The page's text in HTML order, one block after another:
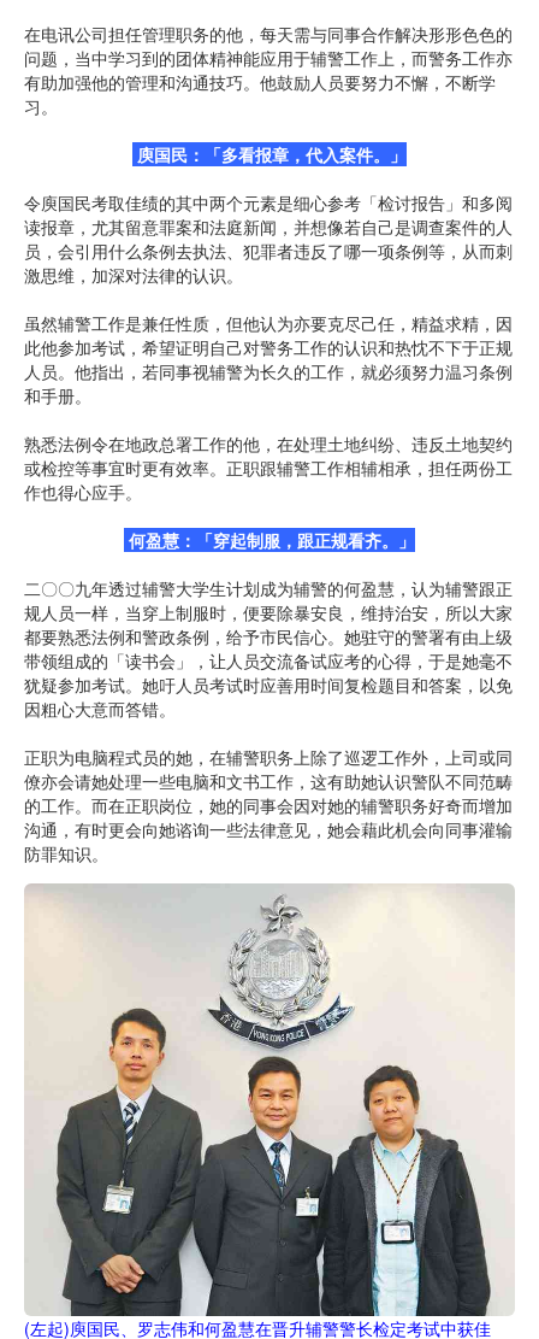
在电讯公司担任管理职务的他，每天需与同事合作解决形形色色的
问题，当中学习到的团体精神能应用于辅警工作上，而警务工作亦
有助加强他的管理和沟通技巧。他鼓励人员要努力不懈，不断学
习。
庾国民：「多看报章，代入案件。」
令庾国民考取佳绩的其中两个元素是细心参考「检讨报告」和多阅
读报章，尤其留意罪案和法庭新闻，并想像若自己是调查案件的人
员，会引用什么条例去执法、犯罪者违反了哪一项条例等，从而刺
激思维，加深对法律的认识。
虽然辅警工作是兼任性质，但他认为亦要克尽己任，精益求精，因
此他参加考试，希望证明自己对警务工作的认识和热忱不下于正规
人员。他指出，若同事视辅警为长久的工作，就必须努力温习条例
和手册。
熟悉法例令在地政总署工作的他，在处理土地纠纷、违反土地契约
或检控等事宜时更有效率。正职跟辅警工作相辅相承，担任两份工
作也得心应手。
何盈慧：「穿起制服，跟正规看齐。」
二〇〇九年透过辅警大学生计划成为辅警的何盈慧，认为辅警跟正
规人员一样，当穿上制服时，便要除暴安良，维持治安，所以大家
都要熟悉法例和警政条例，给予市民信心。她驻守的警署有由上级
带领组成的「读书会」，让人员交流备试应考的心得，于是她毫不
犹疑参加考试。她吁人员考试时应善用时间复检题目和答案，以免
因粗心大意而答错。
正职为电脑程式员的她，在辅警职务上除了巡逻工作外，上司或同
僚亦会请她处理一些电脑和文书工作，这有助她认识警队不同范畴
的工作。而在正职岗位，她的同事会因对她的辅警职务好奇而增加
沟通，有时更会向她谘询一些法律意见，她会藉此机会向同事灌输
防罪知识。
(左起)庾国民、罗志伟和何盈慧在晋升辅警警长检定考试中获佳